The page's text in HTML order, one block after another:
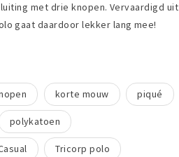
met drie knopen. Vervaardigd uit
gaat daardoor lekker lang mee!
korte mouw piqué
polykatoen
Tricorp polo